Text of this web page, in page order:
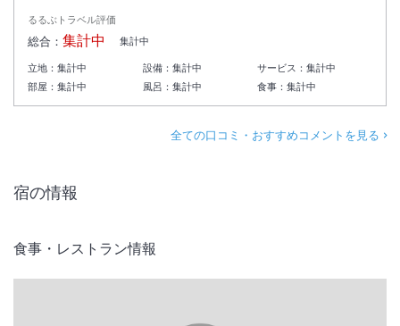
るるぶトラベル評価
総合： 集計中 集計中
立地： 集計中 設備： 集計中 サービス：集計中
部屋： 集計中 風呂： 集計中 食事：集計中
全ての口コミ・おすすめコメントを見る
宿の情報
食事・レストラン情報